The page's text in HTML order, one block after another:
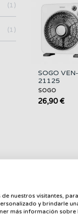
1
1
SOGO
21125
Ventilador
Fan 10"
3
SOGO
26,90 €
nuestros visitantes, para
y brindarle
más información sobre